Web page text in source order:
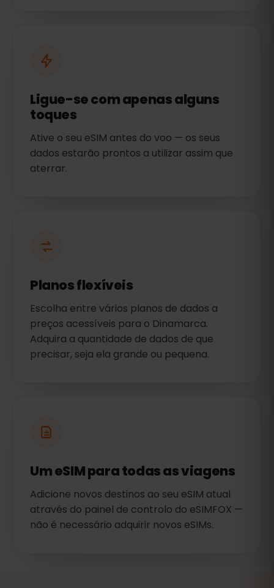
Ligue-se com apenas alguns
toques
Ative o seu eSIM antes do voo — os seus
dados estarão prontos a utilizar assim que
aterrar.
Planos flexíveis
Escolha entre vários planos de dados a
preços acessíveis para o Dinamarca.
Adquira a quantidade de dados de que
precisar, seja ela grande ou pequena.
Um eSIM para todas as viagens
Adicione novos destinos ao seu eSIM atual
através do painel de controlo do eSIMFOX —
não é necessário adquirir novos eSIMs.